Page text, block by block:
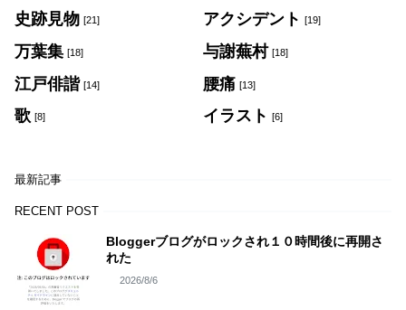
史跡見物 [21] アクシデント [19]
万葉集 [18] 与謝蕪村 [18]
江戸俳諧 [14] 腰痛 [13]
歌 [8] イラスト [6]
最新記事
RECENT POST
Bloggerブログがロックされ１０時間後に再開さ
れた
2026/8/6